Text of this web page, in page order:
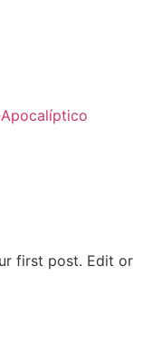
first post. Edit or